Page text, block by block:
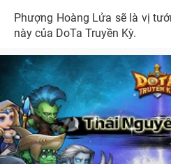
Phượng Hoàng Lửa sẽ là vị
này của DoTa Truyền Kỳ.